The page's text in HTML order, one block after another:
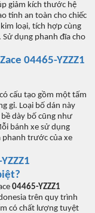
giảm kích thước hệ
tính an toàn cho chiếc
loại, tích hợp cùng
Sử dụng phanh đĩa cho
04465-YZZZ1
cấu tạo gồm một tấm
gỉ. Loại bố dán này
dày bố cũng như
ỗi bánh xe sử dụng
phanh trước của xe
04465-YZZZ1
trên quy trình
có chất l ượng tuyệt